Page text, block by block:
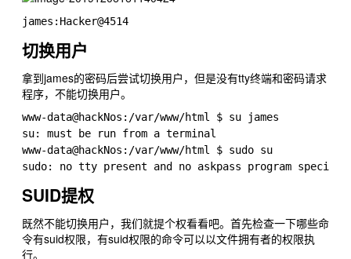
切换用户
拿到james的密码后尝试切换用户，但是没有tty终端和密码请求
程序，不能切换用户。
www-data@hackNos:/var/www/html $ su james
su: must be run from a terminal
www-data@hackNos:/var/www/html $ sudo su
SUID提权
既然不能切换用户，我们就提个权看看吧。首先检查一下哪些命
令有suid权限，有suid权限的命令可以以文件拥有者的权限执
行。